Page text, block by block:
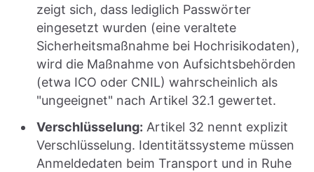
zeigt sich, dass lediglich Passwörter
eingesetzt wurden (eine veraltete
Sicherheitsmaßnahme bei Hochrisikodaten),
wird die Maßnahme von Aufsichtsbehörden
(etwa ICO oder CNIL) wahrscheinlich als
"ungeeignet" nach Artikel 32.1 gewertet.
Verschlüsselung: Artikel 32 nennt explizit
Verschlüsselung. Identitätssysteme müssen
Anmeldedaten beim Transport und in Ruhe